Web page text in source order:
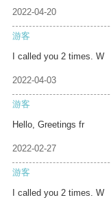
2022-04-20
游客
I called you 2 times. W
2022-04-03
游客
Hello, Greetings fr
2022-02-27
游客
I called you 2 times. W